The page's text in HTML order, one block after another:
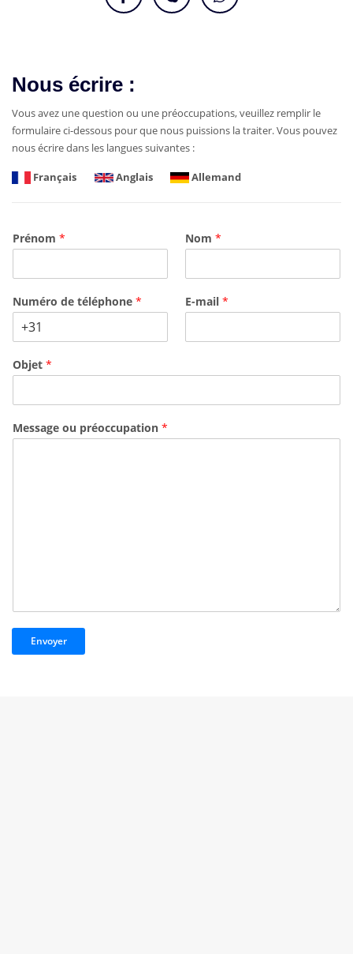
Nous écrire :
Vous avez une question ou une préoccupations, veuillez remplir le
formulaire ci-dessous pour que nous puissions la traiter. Vous pouvez
nous écrire dans les langues suivantes :
Français Anglais Allemand
Prénom * Nom *
Numéro de téléphone * E-mail *
Objet *
Message ou préoccupation *
Envoyer